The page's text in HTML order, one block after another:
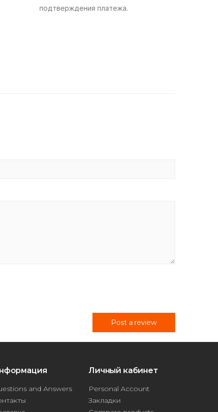
подтверждения платежа.
Post a review
and Answers
Личный кабинет
Personal Account
Закладки